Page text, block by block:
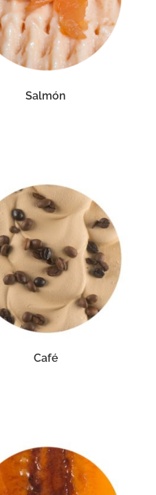
Salmón
Café